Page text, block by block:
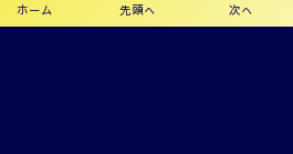
ホーム 先頭へ 次へ